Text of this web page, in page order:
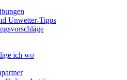
Unwetter-Tipps
ich wo